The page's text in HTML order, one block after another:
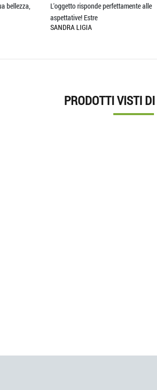
L'oggetto risponde perfettamente alle
PRODOTTI VISTI